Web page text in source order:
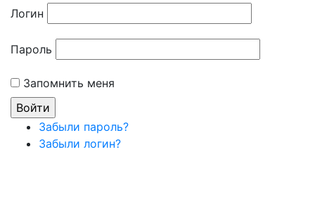
Логин
Пароль
Запомнить меня
Забыли пароль?
Забыли логин?